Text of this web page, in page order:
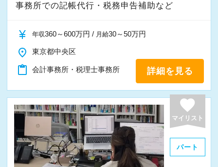
税理士試験で科目合格をした場合、予備
校の受講費用の内、
最大20万円が支給されます。（別途、支
給要件あり）
＜ビジネス手当＞
年間5,000円のビジネス手当を支給してい
ます。
自分専用のマウスやキーボードなどの購
入に利用できます。
ケガをしてしまい、通勤が難しい！
そんな時でも、自宅で快適にテレワーク
ができます。
（業務に慣れていただくため、入社半年
間は出社が基本です。）
（５）充実したデスクワーク環境
ダブルモニターにより快適に仕事を行え
ます。
キントーンによるスケジュール管理、
チャットワークによるコミュニケーショ
事務所での記帳代行・税務申告補助など
currency_yen 年収360～600万円 / 月給30～50万円
place 東京都中央区
content_paste 会計事務所・税理士事務所 詳細を見る
favorite
マイリスト
パート